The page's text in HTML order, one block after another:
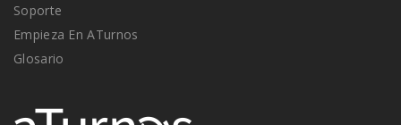
Soporte
Empieza En ATurnos
Glosario